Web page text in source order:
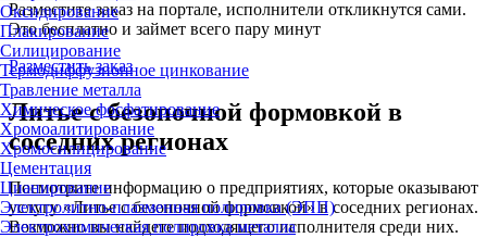
Оксидирование
Плакирование
Силицирование
Термодиффузионное цинкование
Травление металла
Химическое фосфатирование
Хромоалитирование
Хромосилицирование
Цементация
Цианирование
Электролитно-плазменная полировка (ЭПП)
Электрохимическая полировка металла
Разместите заказ на портале, исполнители откликнутся сами.
Это бесплатно и займет всего пару минут
Разместить заказ
Литье с безопочной формовкой в
соседних регионах
Посмотрите информацию о предприятиях, которые оказывают
услугу «Литье с безопочной формовкой» в соседних регионах.
Возможно вы найдете подходящего исполнителя среди них.